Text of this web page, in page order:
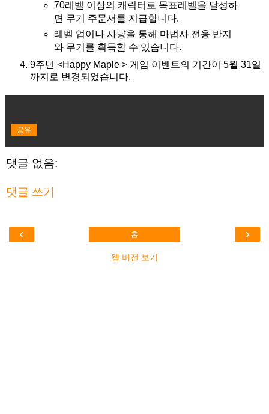
70레벨 이상의 캐릭터로 목표레벨을 달성하
면 무기 주문서를 지급합니다.
레벨 업이나 사냥을 통해 마법사 전용 반지
와 무기를 획득할 수 있습니다.
9주년 <Happy Maple > 게임 이벤트의 기간이 5월 31일
까지로 변경되었습니다.
공유
댓글 없음:
댓글 쓰기
‹ ›
홈
웹 버전 보기